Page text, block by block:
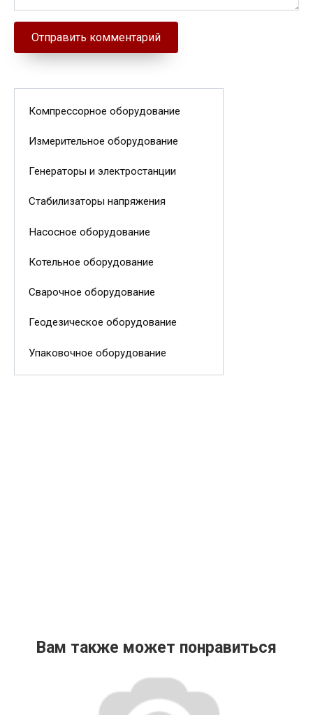
Компрессорное оборудование
Измерительное оборудование
Генераторы и электростанции
Стабилизаторы напряжения
Насосное оборудование
Котельное оборудование
Сварочное оборудование
Геодезическое оборудование
Упаковочное оборудование
Вам также может понравиться